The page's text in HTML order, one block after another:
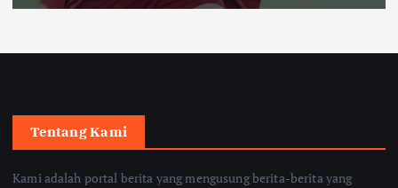
Tentang Kami
Kami adalah portal berita yang mengusung berita-berita yang